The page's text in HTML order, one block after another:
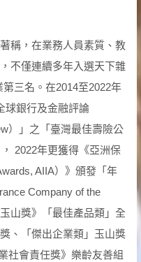
稱，在業務人員素質、教
不僅連續多年入選天下雜
三名。在2014至2022年
球銀行及金融評論
）」之「臺灣最佳壽險公
2022年更獲得《亞洲保
AIIA）》頒發「年
Company of the
山獎》「最佳產品類」全
、「傑出企業類」玉山獎
社會責任獎》樂齡友善組